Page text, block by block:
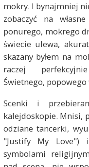
mokry. I bynajmniej
zobaczyć na
ponurego, mokrego
świecie ulewa,
skazany byłem na
raczej
Świetnego,
Scenki i
kalejdoskopie. Mnisi,
odziane tancerki,
"Justify My
symbolami